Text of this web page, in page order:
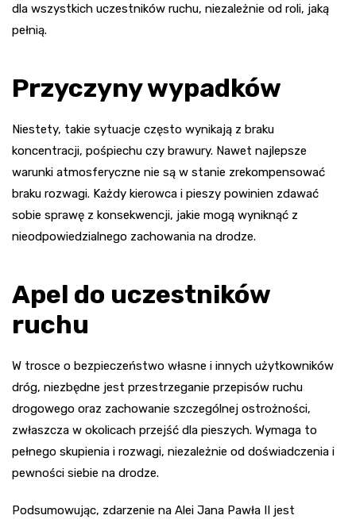
dla wszystkich uczestników ruchu, niezależnie od roli, jaką
pełnią.
Przyczyny wypadków
Niestety, takie sytuacje często wynikają z braku
koncentracji, pośpiechu czy brawury. Nawet najlepsze
warunki atmosferyczne nie są w stanie zrekompensować
braku rozwagi. Każdy kierowca i pieszy powinien zdawać
sobie sprawę z konsekwencji, jakie mogą wyniknąć z
nieodpowiedzialnego zachowania na drodze.
Apel do uczestników
ruchu
W trosce o bezpieczeństwo własne i innych użytkowników
dróg, niezbędne jest przestrzeganie przepisów ruchu
drogowego oraz zachowanie szczególnej ostrożności,
zwłaszcza w okolicach przejść dla pieszych. Wymaga to
pełnego skupienia i rozwagi, niezależnie od doświadczenia i
pewności siebie na drodze.
Podsumowując, zdarzenie na Alei Jana Pawła II jest